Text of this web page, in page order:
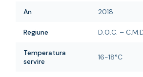
An 2018
Regiune D.O.C. –
Temperatura
servire
16-18°C